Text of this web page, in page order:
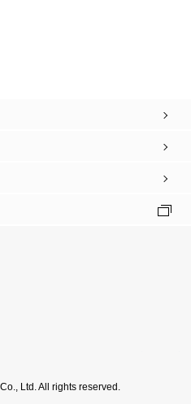
Ltd. All rights reserved.